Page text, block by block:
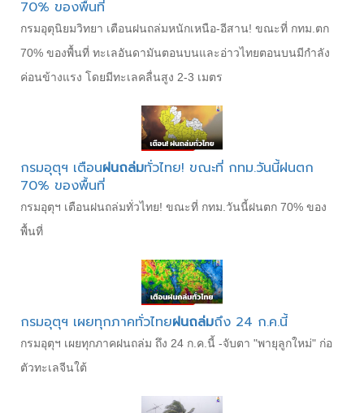
70% ของพื้นที่
กรมอุตุนิยมวิทยา เตือนฝนถล่มหนักเหนือ-อีสาน! ขณะที่ กทม.ตก
70% ของพื้นที่ ทะเลอันดามันตอนบนและอ่าวไทยตอนบนมีกำลัง
ค่อนข้างแรง โดยมีทะเลคลื่นสูง 2-3 เมตร
กรมอุตุฯ เตือนฝนถล่มทั่วไทย! ขณะที่ กทม.วันนี้ฝนตก
70% ของพื้นที่
กรมอุตุฯ เตือนฝนถล่มทั่วไทย! ขณะที่ กทม.วันนี้ฝนตก 70% ของ
พื้นที่
กรมอุตุฯ เผยทุกภาคทั่วไทยฝนถล่มถึง 24 ก.ค.นี้
กรมอุตุฯ เผยทุกภาคฝนถล่ม ถึง 24 ก.ค.นี้ -จับตา "พายุลูกใหม่" ก่อ
ตัวทะเลจีนใต้